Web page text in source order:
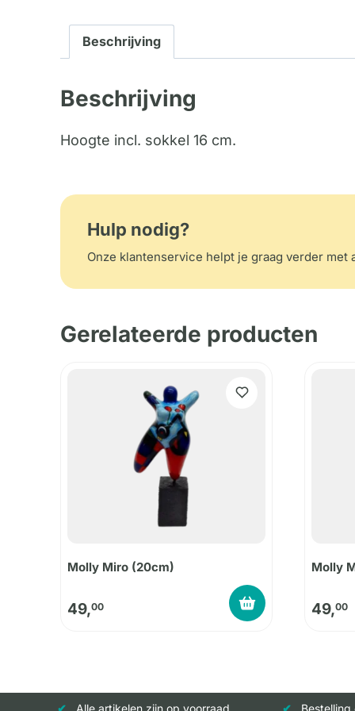
Beschrijving
Beschrijving
Hoogte incl. sokkel 16 cm.
Hulp nodig?
Onze klantenservice helpt je graag verder met
Gerelateerde producten
Molly Miro (20cm)
49,00
Molly
49,00
Alle artikelen zijn op voorraad